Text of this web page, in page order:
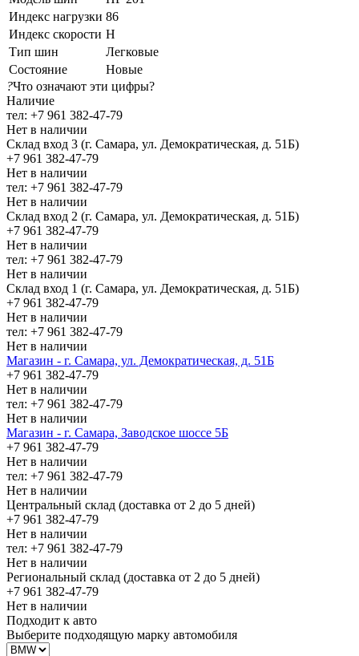
Индекс нагрузки 86
Индекс скорости H
Тип шин
Легковые
Состояние
Новые
?Что означают эти цифры?
Наличие
тел: +7 961 382-47-79
Нет в наличии
Склад вход 3 (г. Самара, ул. Демократическая, д. 51Б)
+7 961 382-47-79
Нет в наличии
тел: +7 961 382-47-79
Нет в наличии
Склад вход 2 (г. Самара, ул. Демократическая, д. 51Б)
+7 961 382-47-79
Нет в наличии
тел: +7 961 382-47-79
Нет в наличии
Склад вход 1 (г. Самара, ул. Демократическая, д. 51Б)
+7 961 382-47-79
Нет в наличии
тел: +7 961 382-47-79
Нет в наличии
Магазин - г. Самара, ул. Демократическая, д. 51Б
+7 961 382-47-79
Нет в наличии
тел: +7 961 382-47-79
Нет в наличии
Магазин - г. Самара, Заводское шоссе 5Б
+7 961 382-47-79
Нет в наличии
тел: +7 961 382-47-79
Нет в наличии
Центральный склад (доставка от 2 до 5 дней)
+7 961 382-47-79
Нет в наличии
тел: +7 961 382-47-79
Нет в наличии
Региональный склад (доставка от 2 до 5 дней)
+7 961 382-47-79
Нет в наличии
Подходит к авто
Выберите подходящую марку автомобиля